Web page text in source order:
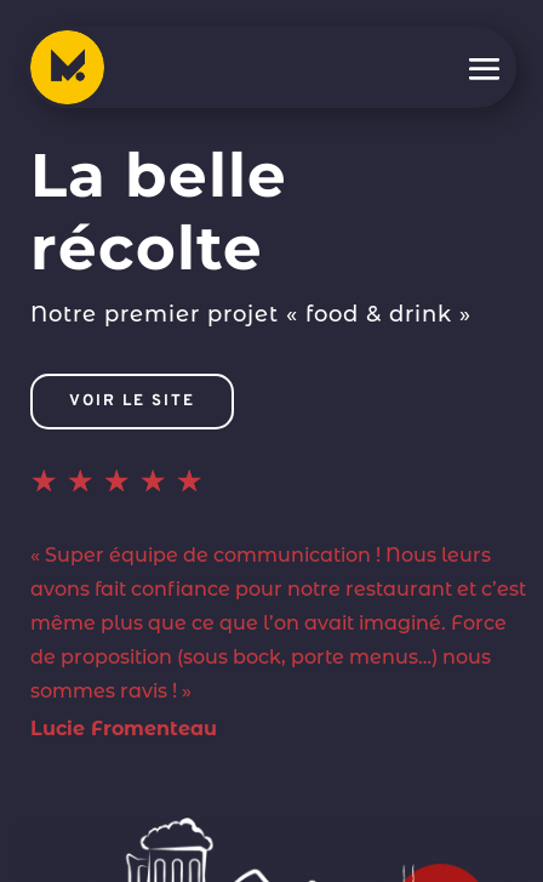
La belle
récolte
Notre premier projet « food & drink »
VOIR LE SITE
☆ ☆ ☆ ☆ ☆
« Super équipe de communication ! Nous leurs
avons fait confiance pour notre restaurant et c’est
même plus que ce que l’on avait imaginé. Force
de proposition (sous bock, porte menus…) nous
sommes ravis ! »
Lucie Fromenteau